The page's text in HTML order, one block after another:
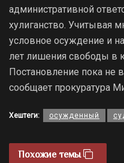
административной
хулиганство. Учитывая
условное осуждение и
лет лишения свободы в
Постановление пока не
сообщает прокуратура
Хештеги: осужденный
Похожие темы